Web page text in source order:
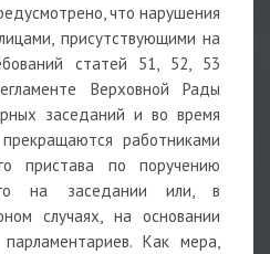
что нарушения
присутствующими на
статей 51, 52, 53
Верховной Рады
заседаний и во время
работниками
пристава по поручению
на заседании или, в
случаях, на основании
Как мера,